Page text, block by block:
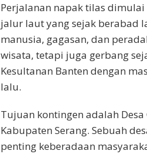
Perjalanan napak tilas
jalur laut yang sejak berabad
manusia, gagasan, dan
wisata, tetapi juga gerbang
Kesultanan Banten dengan
lalu.
Tujuan kontingen adalah Desa
Kabupaten Serang. Sebuah
penting keberadaan